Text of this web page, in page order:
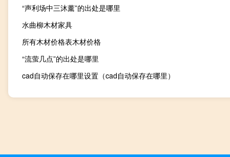
“声利场中三沐薰”的出处是哪里
水曲柳木材家具
所有木材价格表木材价格
“流萤几点”的出处是哪里
cad自动保存在哪里设置（cad自动保存在哪里）